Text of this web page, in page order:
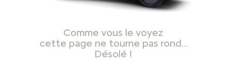
Comme vous le voyez
cette page ne tourne pas rond…
Désolé !